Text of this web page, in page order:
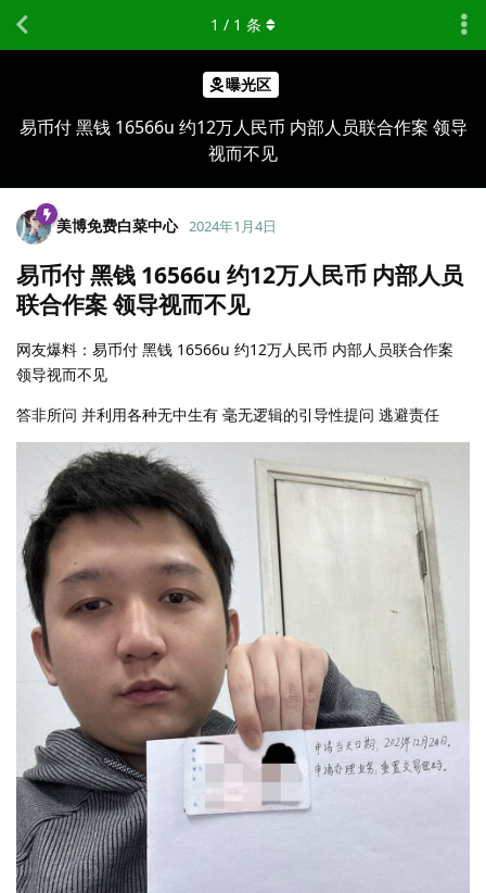
曝光区
易币付 黑钱 16566u 约12万人民币 内部人员联合作案 领导
视而不见
1 / 1 条
美博免费白菜中心 2024年1月4日
易币付 黑钱 16566u 约12万人民币 内部人员
联合作案 领导视而不见
网友爆料：易币付 黑钱 16566u 约12万人民币 内部人员联合作案
领导视而不见
答非所问 并利用各种无中生有 毫无逻辑的引导性提问 逃避责任